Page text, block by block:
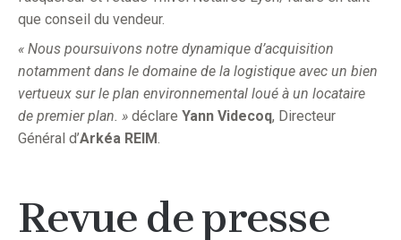
que conseil du vendeur.
« Nous poursuivons notre dynamique d’acquisition
notamment dans le domaine de la logistique avec un bien
vertueux sur le plan environnemental loué à un locataire
de premier plan. » déclare Yann Videcoq, Directeur
Général d’Arkéa REIM.
Revue de presse